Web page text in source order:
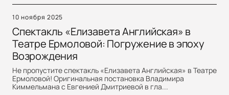
10 ноября 2025
Спектакль «Елизавета Английская» в
Театре Ермоловой: Погружение в эпоху
Возрождения
Не пропустите спектакль «Елизавета Английская» в Театре
Ермоловой! Оригинальная постановка Владимира
Киммельмана с Евгенией Дмитриевой в гла...